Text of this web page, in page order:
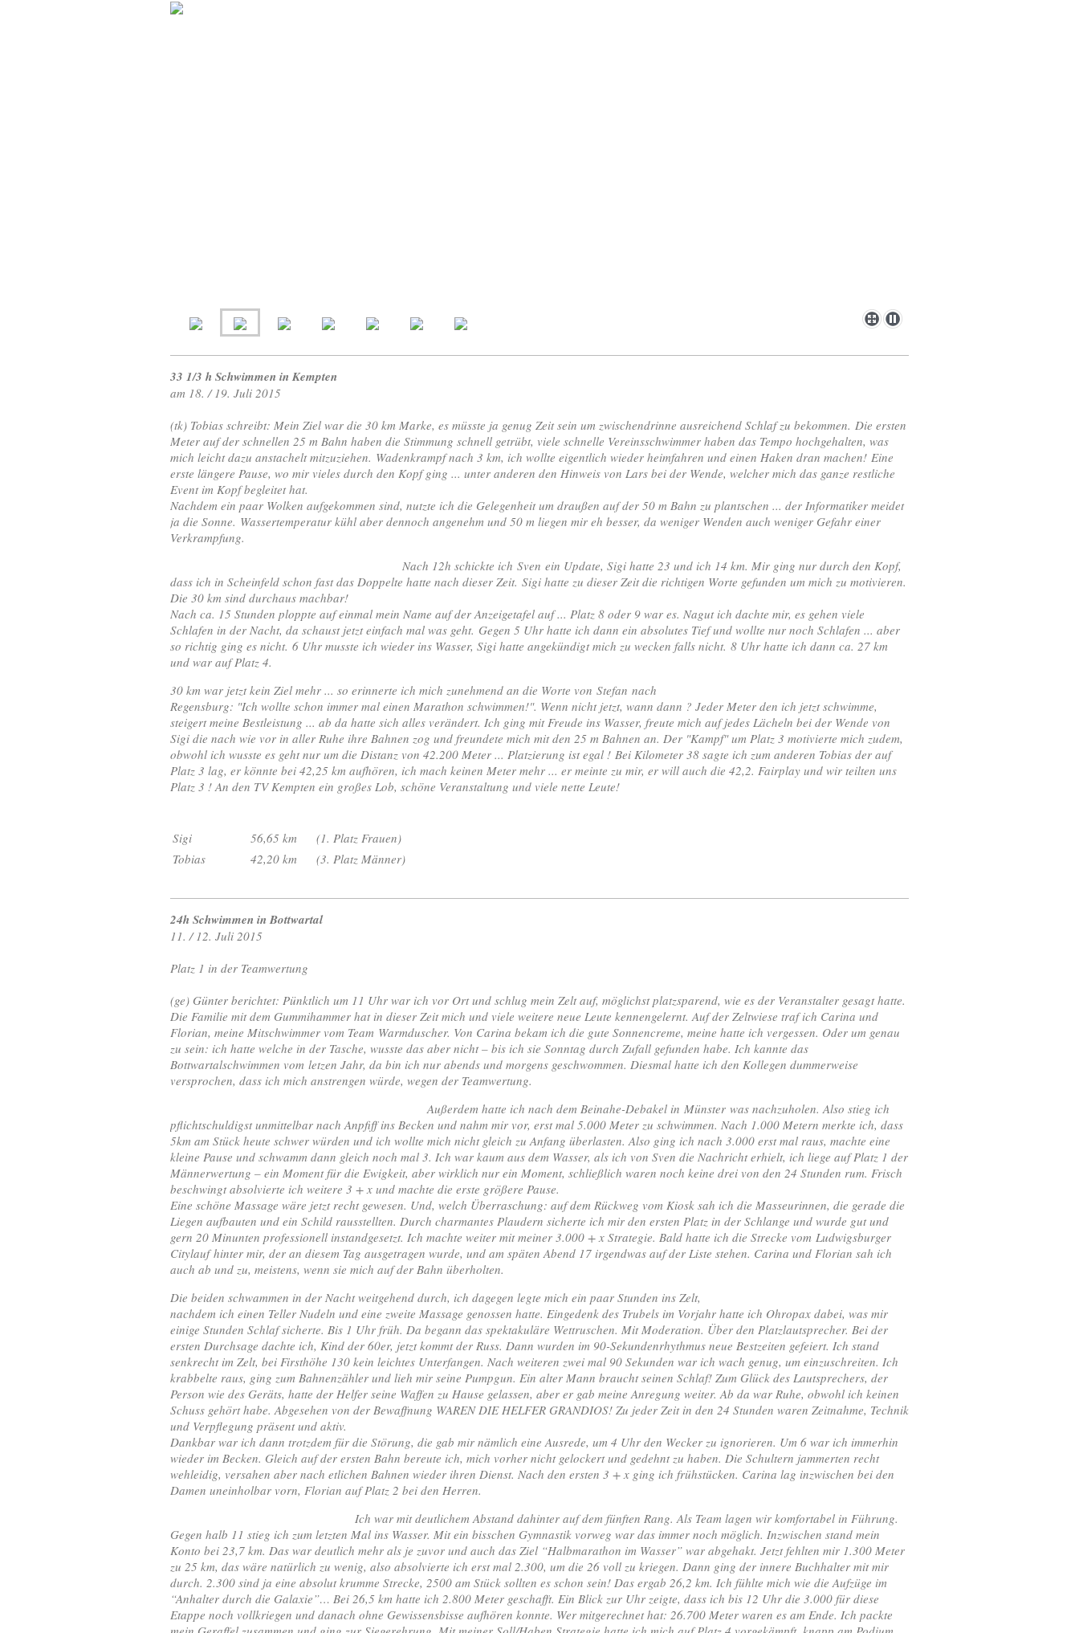
33 1/3 h Schwimmen in Kempten
am 18. / 19. Juli 2015
(tk) Tobias schreibt: Mein Ziel war die 30 km Marke, es müsste ja genug Zeit sein um zwischendrinne ausreichend Schlaf zu bekommen. Die ersten
Meter auf der schnellen 25 m Bahn haben die Stimmung schnell getrübt, viele schnelle Vereinsschwimmer haben das Tempo hochgehalten, was
mich leicht dazu anstachelt mitzuziehen. Wadenkrampf nach 3 km, ich wollte eigentlich wieder heimfahren und einen Haken dran machen! Eine
erste längere Pause, wo mir vieles durch den Kopf ging ... unter anderen den Hinweis von Lars bei der Wende, welcher mich das ganze restliche
Event im Kopf begleitet hat.
Nachdem ein paar Wolken aufgekommen sind, nutzte ich die Gelegenheit um draußen auf der 50 m Bahn zu plantschen ... der Informatiker meidet
ja die Sonne. Wassertemperatur kühl aber dennoch angenehm und 50 m liegen mir eh besser, da weniger Wenden auch weniger Gefahr einer
Verkrampfung.
Nach 12h schickte ich Sven ein Update, Sigi hatte 23 und ich 14 km. Mir ging nur durch den Kopf,
dass ich in Scheinfeld schon fast das Doppelte hatte nach dieser Zeit. Sigi hatte zu dieser Zeit die richtigen Worte gefunden um mich zu motivieren.
Die 30 km sind durchaus machbar!
Nach ca. 15 Stunden ploppte auf einmal mein Name auf der Anzeigetafel auf ... Platz 8 oder 9 war es. Nagut ich dachte mir, es gehen viele
Schlafen in der Nacht, da schaust jetzt einfach mal was geht. Gegen 5 Uhr hatte ich dann ein absolutes Tief und wollte nur noch Schlafen ... aber
so richtig ging es nicht. 6 Uhr musste ich wieder ins Wasser, Sigi hatte angekündigt mich zu wecken falls nicht. 8 Uhr hatte ich dann ca. 27 km
und war auf Platz 4.
30 km war jetzt kein Ziel mehr ... so erinnerte ich mich zunehmend an die Worte von Stefan nach
Regensburg: "Ich wollte schon immer mal einen Marathon schwimmen!". Wenn nicht jetzt, wann dann ? Jeder Meter den ich jetzt schwimme,
steigert meine Bestleistung ... ab da hatte sich alles verändert. Ich ging mit Freude ins Wasser, freute mich auf jedes Lächeln bei der Wende von
Sigi die nach wie vor in aller Ruhe ihre Bahnen zog und freundete mich mit den 25 m Bahnen an. Der "Kampf" um Platz 3 motivierte mich zudem,
obwohl ich wusste es geht nur um die Distanz von 42.200 Meter ... Platzierung ist egal ! Bei Kilometer 38 sagte ich zum anderen Tobias der auf
Platz 3 lag, er könnte bei 42,25 km aufhören, ich mach keinen Meter mehr ... er meinte zu mir, er will auch die 42,2. Fairplay und wir teilten uns
Platz 3 ! An den TV Kempten ein großes Lob, schöne Veranstaltung und viele nette Leute!
Sigi 56,65 km
(1. Platz Frauen)
Tobias
42,20 km (3. Platz Männer)
24h Schwimmen in Bottwartal
11. / 12. Juli 2015
Platz 1 in der Teamwertung
(ge) Günter berichtet: Pünktlich um 11 Uhr war ich vor Ort und schlug mein Zelt auf, möglichst platzsparend, wie es der Veranstalter gesagt hatte.
Die Familie mit dem Gummihammer hat in dieser Zeit mich und viele weitere neue Leute kennengelernt. Auf der Zeltwiese traf ich Carina und
Florian, meine Mitschwimmer vom Team Warmduscher. Von Carina bekam ich die gute Sonnencreme, meine hatte ich vergessen. Oder um genau
zu sein: ich hatte welche in der Tasche, wusste das aber nicht – bis ich sie Sonntag durch Zufall gefunden habe. Ich kannte das
Bottwartalschwimmen vom letzen Jahr, da bin ich nur abends und morgens geschwommen. Diesmal hatte ich den Kollegen dummerweise
versprochen, dass ich mich anstrengen würde, wegen der Teamwertung.
Außerdem hatte ich nach dem Beinahe-Debakel in Münster was nachzuholen. Also stieg ich
pflichtschuldigst unmittelbar nach Anpfiff ins Becken und nahm mir vor, erst mal 5.000 Meter zu schwimmen. Nach 1.000 Metern merkte ich, dass
5km am Stück heute schwer würden und ich wollte mich nicht gleich zu Anfang überlasten. Also ging ich nach 3.000 erst mal raus, machte eine
kleine Pause und schwamm dann gleich noch mal 3. Ich war kaum aus dem Wasser, als ich von Sven die Nachricht erhielt, ich liege auf Platz 1 der
Männerwertung – ein Moment für die Ewigkeit, aber wirklich nur ein Moment, schließlich waren noch keine drei von den 24 Stunden rum. Frisch
beschwingt absolvierte ich weitere 3 + x und machte die erste größere Pause.
Eine schöne Massage wäre jetzt recht gewesen. Und, welch Überraschung: auf dem Rückweg vom Kiosk sah ich die Masseurinnen, die gerade die
Liegen aufbauten und ein Schild rausstellten. Durch charmantes Plaudern sicherte ich mir den ersten Platz in der Schlange und wurde gut und
gern 20 Minunten professionell instandgesetzt. Ich machte weiter mit meiner 3.000 + x Strategie. Bald hatte ich die Strecke vom Ludwigsburger
Citylauf hinter mir, der an diesem Tag ausgetragen wurde, und am späten Abend 17 irgendwas auf der Liste stehen. Carina und Florian sah ich
auch ab und zu, meistens, wenn sie mich auf der Bahn überholten.
Die beiden schwammen in der Nacht weitgehend durch, ich dagegen legte mich ein paar Stunden ins Zelt,
nachdem ich einen Teller Nudeln und eine zweite Massage genossen hatte. Eingedenk des Trubels im Vorjahr hatte ich Ohropax dabei, was mir
einige Stunden Schlaf sicherte. Bis 1 Uhr früh. Da begann das spektakuläre Wettruschen. Mit Moderation. Über den Platzlautsprecher. Bei der
ersten Durchsage dachte ich, Kind der 60er, jetzt kommt der Russ. Dann wurden im 90-Sekundenrhythmus neue Bestzeiten gefeiert. Ich stand
senkrecht im Zelt, bei Firsthöhe 130 kein leichtes Unterfangen. Nach weiteren zwei mal 90 Sekunden war ich wach genug, um einzuschreiten. Ich
krabbelte raus, ging zum Bahnenzähler und lieh mir seine Pumpgun. Ein alter Mann braucht seinen Schlaf! Zum Glück des Lautsprechers, der
Person wie des Geräts, hatte der Helfer seine Waffen zu Hause gelassen, aber er gab meine Anregung weiter. Ab da war Ruhe, obwohl ich keinen
Schuss gehört habe. Abgesehen von der Bewaffnung WAREN DIE HELFER GRANDIOS! Zu jeder Zeit in den 24 Stunden waren Zeitnahme, Technik
und Verpflegung präsent und aktiv.
Dankbar war ich dann trotzdem für die Störung, die gab mir nämlich eine Ausrede, um 4 Uhr den Wecker zu ignorieren. Um 6 war ich immerhin
wieder im Becken. Gleich auf der ersten Bahn bereute ich, mich vorher nicht gelockert und gedehnt zu haben. Die Schultern jammerten recht
wehleidig, versahen aber nach etlichen Bahnen wieder ihren Dienst. Nach den ersten 3 + x ging ich frühstücken. Carina lag inzwischen bei den
Damen uneinholbar vorn, Florian auf Platz 2 bei den Herren.
Ich war mit deutlichem Abstand dahinter auf dem fünften Rang. Als Team lagen wir komfortabel in Führung.
Gegen halb 11 stieg ich zum letzten Mal ins Wasser. Mit ein bisschen Gymnastik vorweg war das immer noch möglich. Inzwischen stand mein
Konto bei 23,7 km. Das war deutlich mehr als je zuvor und auch das Ziel “Halbmarathon im Wasser” war abgehakt. Jetzt fehlten mir 1.300 Meter
zu 25 km, das wäre natürlich zu wenig, also absolvierte ich erst mal 2.300, um die 26 voll zu kriegen. Dann ging der innere Buchhalter mit mir
durch. 2.300 sind ja eine absolut krumme Strecke, 2500 am Stück sollten es schon sein! Das ergab 26,2 km. Ich fühlte mich wie die Aufzüge im
“Anhalter durch die Galaxie”… Bei 26,5 km hatte ich 2.800 Meter geschafft. Ein Blick zur Uhr zeigte, dass ich bis 12 Uhr die 3.000 für diese
Etappe noch vollkriegen und danach ohne Gewissensbisse aufhören konnte. Wer mitgerechnet hat: 26.700 Meter waren es am Ende. Ich packte